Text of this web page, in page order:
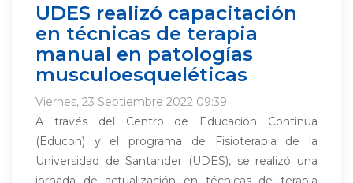
UDES realizó capacitación
en técnicas de terapia
manual en patologías
musculoesqueléticas
Viernes, 23 Septiembre 2022 09:39
A través del Centro de Educación Continua
(Educon) y el programa de Fisioterapia de la
Universidad de Santander (UDES), se realizó una